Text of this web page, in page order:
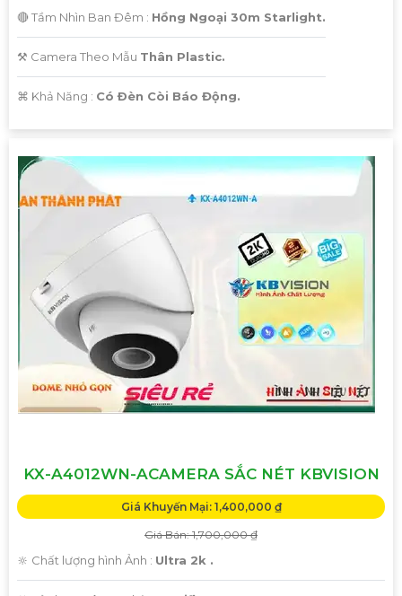
🔴 Tầm Nhìn Ban Đêm : Hồng Ngoại 30m Starlight.
⚒ Camera Theo Mẫu Thân Plastic.
️⌘ Khả Năng : Có Ðèn Còi Báo Động.
KX-A4012WN-ACAMERA SẮC NÉT KBVISION
Giá Khuyến Mại: 1,400,000 ₫
Giá Bán: 1,700,000 ₫
🔆 Chất lượng hình Ảnh : Ultra 2k .